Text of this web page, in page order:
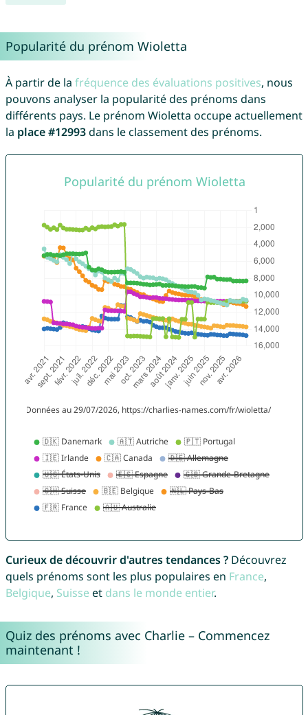
Popularité du prénom Wioletta
À partir de la fréquence des évaluations positives, nous
pouvons analyser la popularité des prénoms dans
différents pays. Le prénom Wioletta occupe actuellement
la place #12993dans le classement des prénoms.
Curieux de découvrir d'autres tendances ?Découvrez
quels prénoms sont les plus populaires en France,
Belgique, Suisse et dans le monde entier.
Quiz des prénoms avec Charlie – Commencez
maintenant !